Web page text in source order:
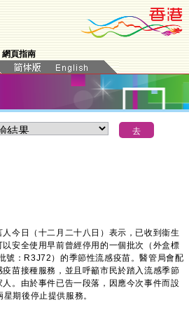
網頁指南
日（十二月二十八日）表示，已收到衞生
安全使用早前曾經停用的一個批次（外盒標
號：R3J72）的季節性流感疫苗。醫管局會配
苗接種服務，並且呼籲市民於踏入流感季節
。由於事件已告一段落，因應今次事件而設
期後停止提供服務。